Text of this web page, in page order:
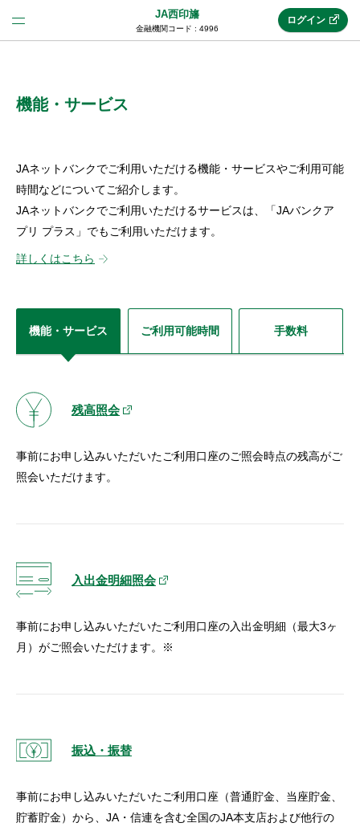
JA西印旛
金融機関コード : 4996
(法人JAネットバンク)
JAネットバンクトップ
メリット
使い方
困った時は
ログイン
機能・サービス
JAネットバンクでご利用いただける機能・サービスやご利用可能
時間などについてご紹介します。
JAネットバンクでご利用いただけるサービスは、「JAバンクア
プリ プラス」でもご利用いただけます。
詳しくはこちら
機能・サービス ご利用可能時間 手数料
残高照会
事前にお申し込みいただいたご利用口座のご照会時点の残高がご
照会いただけます。
入出金明細照会
事前にお申し込みいただいたご利用口座の入出金明細（最大3ヶ
月）がご照会いただけます。※
振込・振替
事前にお申し込みいただいたご利用口座（普通貯金、当座貯金、
貯蓄貯金）から、JA・信連を含む全国のJA本支店および他行の